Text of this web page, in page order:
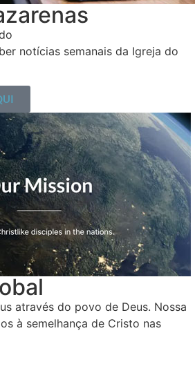
notícias semanais da Igreja do
através do povo de Deus. Nossa
à semelhança de Cristo nas